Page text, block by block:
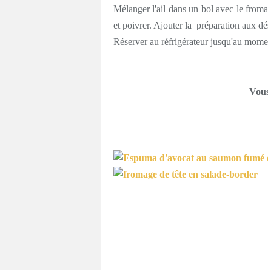
Mélanger l'ail dans un bol avec le
et poivrer. Ajouter la préparation aux
Réserver au réfrigérateur
Vous aimerez